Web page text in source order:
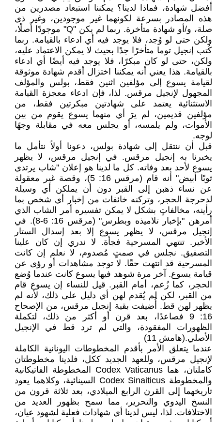
أفضل شهادة، فماذا لدينا؟ يمكننا استبعاد مصدرين من
هذه المصادر بسرعة لكونهما غير موجودين، وغير ذي
صلة، و/أو شهادة متأخرة. ربما لم يكن "Q" موجودًا أصلًا،
ولكن حتى لو وُجد، فلا يوجد فيه أي ادعاء بالقيامة. ربما
كُتب إنجيل توما متأخرًا جدًا بحيث لا يمكن الاعتماد عليه،
ولكن، حتى لو كان مبكرًا، فلا يوجد فيه أيضًا أي ادعاء
بالقيامة. هذا يعني أنه يمكننا اختزال أقدم شهادة موثوقة
لقيامة يسوع إلى مؤلفين اثنين فقط، بولس والمؤلف
المجهول لإنجيل مرقس. لذا، فإن ادعاء معجزة القيامة
الاستثنائية يعتمد على شهادتين مبكرتين فقط، من
مؤلفين قديمين، لم يرَ أي منهما يسوع يقوم من بين
الأموات، ولم يلمسه، أو يجلس معه في مقابلة وجهًا
لوجه.
قبل أن ننتقل إلى شهادة بولس، دعونا أولاً نتأمل ما
يخبرنا به إنجيل مرقس. في إنجيل مرقس، لا يظهر
يسوع لأحد بعد وفاته. كل ما لدينا هو إعلان "شاب يرتدي
ثوبًا أبيض" أنه قام (مرقس 16: 5)، وقصة غير معقولة
عن نساء ذهبن إلى القبر دون أن يملكن أي وسيلة
لدحرجة الحجر، وتركنه خائفات من إخبار أي شخص بما
رأينه، مخالفاتٍ بشكل لا يمكن تفسيره أمر الشاب الذي
أمرهن "بإخبار تلاميذه وبطرس" (مرقس 16: 6-8). في
إنجيل مرقس، لا يظهر يسوع إلا بعد إسدال الستار
الأخير. تنتهي المسرحية فجأة. لا ندري إن كان علينا
التصفيق. نجلس في صمتٍ مُصدوم، لا نعلم إن كانت
المسرحية قد انتهت حقًا. لا توجد مشاهدات أو رؤى عن
قيامة يسوع. آخر مرة شوهد فيها يسوع كانت عندما وُضع
الحجر، كما زُعم، أمام القبر. قيل للنساء إن يسوع قام
من القبر، لكن لم يُقدم لهن أي دليل على ذلك، لأنه لم
يظهر لهن قط. أُضيفت بقية إنجيل مرقس، من الإصحاح
16: 9 فصاعدًا، بعد قرن أو أكثر من ذلك، لتكملة
الظهورات المفقودة، والتي لم ترد قط في الإنجيل
الأصلي.(هامش 11)
عندما يتعلق الأمر بأقدم المخطوطات اليونانية الكاملة
لإنجيل مرقس، وللعهد الجديد ككل، فلدينا مخطوطتان
كاملتان، هما Codex Vaticanus المخطوطة الفاتيكانية
والمخطوطة Codex Sinaiticus السينائية، وكلاهما يعود
تاريخهما إلى القرن الرابع الميلادي، بعد ثلاثة قرون من
النسخ اليدوي والتحرير، مما سمح بظهور العديد من
الاختلافات. لذا، ليس لدينا أي شهادات فعلية لشهود عيان،